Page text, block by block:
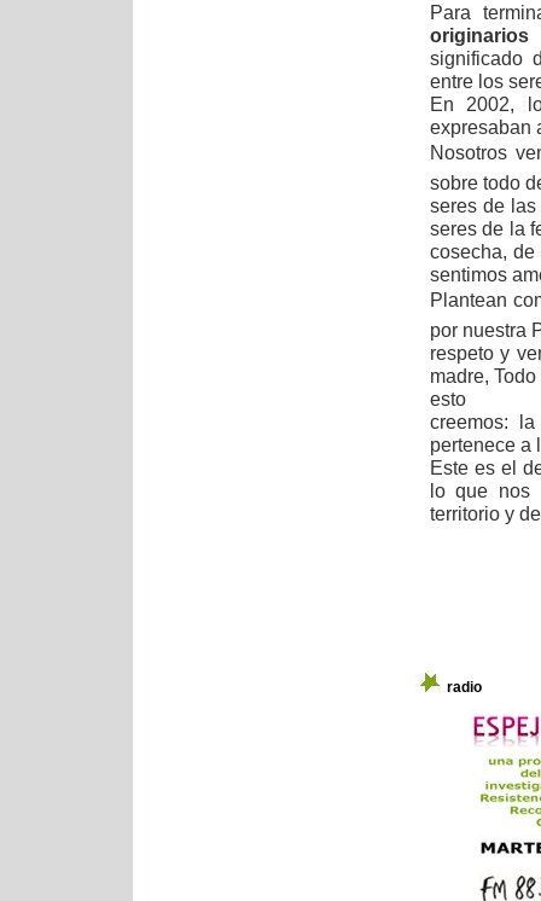
Para
originarios
significado
entre los
En 2002,
expresaban
Nosotros
sobre todo
seres de
seres de la
cosecha,
sentimos
Plantean
por nuestra
respeto y
madre,
esto
creemos:
pertenece a
Este es el
lo que nos
territorio y
radio